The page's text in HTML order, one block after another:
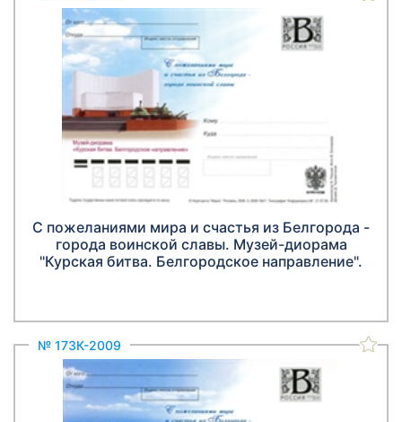
С пожеланиями мира и счастья из Белгорода -
города воинской славы. Музей-диорама
"Курская битва. Белгородское направление".
№ 173К-2009